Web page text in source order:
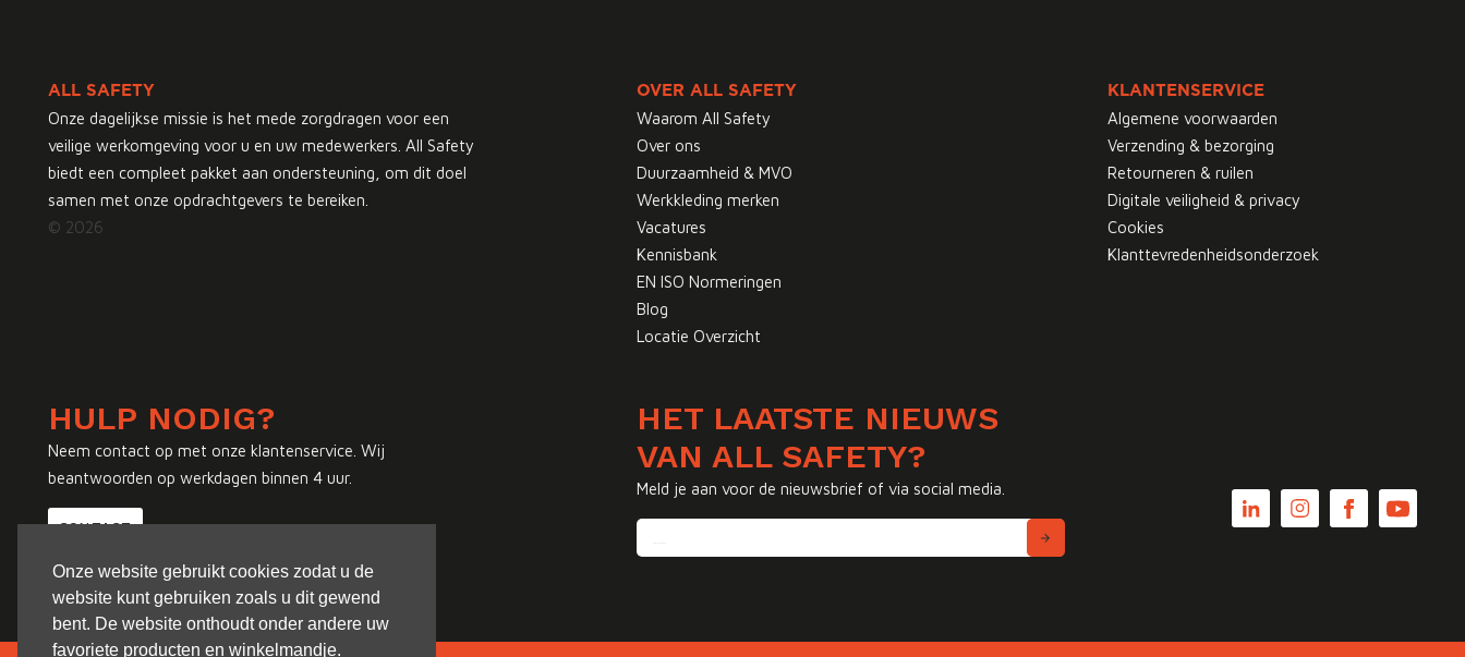
Onze website gebruikt cookies zodat u de
website kunt gebruiken zoals u dit gewend
bent. De website onthoudt onder andere uw
favoriete producten en winkelmandje.
ALL SAFETY
Onze dagelijkse missie is het mede zorgdragen voor een
veilige werkomgeving voor u en uw medewerkers. All Safety
biedt een compleet pakket aan ondersteuning, om dit doel
samen met onze opdrachtgevers te bereiken.
© 2026
OVER ALL SAFETY
Waarom All Safety
Over ons
Duurzaamheid & MVO
Werkkleding merken
Vacatures
Kennisbank
EN ISO Normeringen
Blog
Locatie Overzicht
KLANTENSERVICE
Algemene voorwaarden
Verzending & bezorging
Retourneren & ruilen
Digitale veiligheid & privacy
Cookies
Klanttevredenheidsonderzoek
HULP NODIG?
Neem contact op met onze klantenservice. Wij
beantwoorden op werkdagen binnen 4 uur.
CONTACT
HET LAATSTE NIEUWS
VAN ALL SAFETY?
Meld je aan voor de nieuwsbrief of via social media.